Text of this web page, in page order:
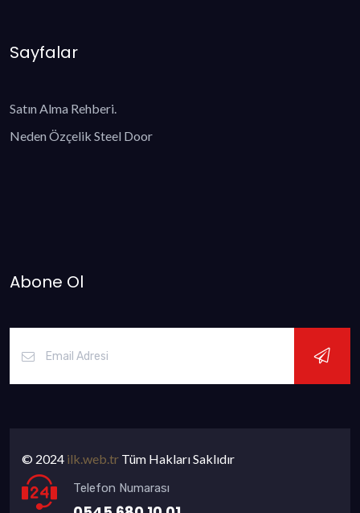
Sayfalar
Satın Alma Rehberi.
Neden Özçelik Steel Door
Abone Ol
© 2024 ilk.web.tr Tüm Hakları Saklıdır
Telefon Numarası